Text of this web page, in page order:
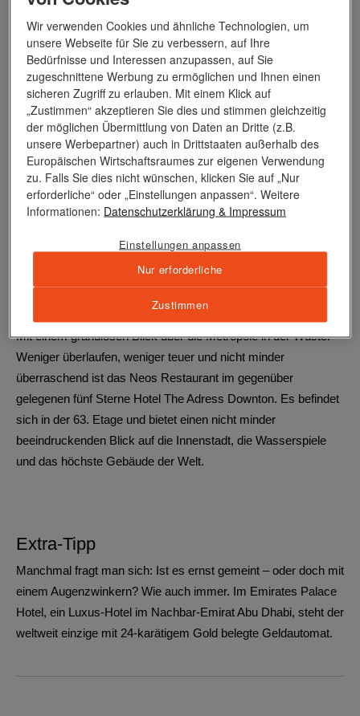
aufgebaut, etwa im Grand Hyatt Dubai oder im Park der
Jumeirah Lake Towers. Selbstverständlich wird
Weihnachtsgebäck angeboten – und vielfach sogar echter
Glühwein. Bei Temperaturen jenseits der 30 Grad Celsius ein
ganz eigenes Erlebnis.
fünf
empfehlen den wahrlich zu Recht so genanntenHigh Teain
der Atmosphere Lounge des Burj Khalifa. Das höchst gelegene
Mit einem grandiosen Blick über die Metropole in der Wüste.
Weniger überlaufen, weniger teuer und nicht minder
überraschend ist das Neos Restaurant im gegenüber
gelegenen fünf Sterne Hotel The Adress Downton. Es befindet
sich in der 63. Etage und bietet einen nicht minder
beeindruckenden Blick auf die Innenstadt, die Wasserspiele
und das höchste Gebäude der Welt.
Extra-Tipp
Manchmal fragt man sich: Ist es ernst gemeint – oder doch mit
einem Augenzwinkern? Wie auch immer. Im Emirates Palace
Hotel, ein Luxus-Hotel im Nachbar-Emirat Abu Dhabi, steht der
weltweit einzige mit 24-karätigem Gold belegte Geldautomat.
Wir verwenden Cookies und ähnliche Technologien, um
unsere Webseite für Sie zu verbessern, auf Ihre
Bedürfnisse und Interessen anzupassen, auf Sie
zugeschnittene Werbung zu ermöglichen und Ihnen einen
sicheren Zugriff zu erlauben. Mit einem Klick auf
„Zustimmen“ akzeptieren Sie dies und stimmen gleichzeitig
der möglichen Übermittlung von Daten an Dritte (z.B.
unsere Werbepartner) auch in Drittstaaten außerhalb des
Europäischen Wirtschaftsraumes zur eigenen Verwendung
zu. Falls Sie dies nicht wünschen, klicken Sie auf „Nur
erforderliche“ oder „Einstellungen anpassen“. Weitere
Informationen: Datenschutzerklärung & Impressum
Einstellungen anpassen
Nur erforderliche
Zustimmen